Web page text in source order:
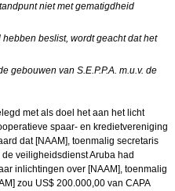
niet met gematigdheid
beslist, wordt geacht dat het
gebouwen van S.E.P.P.A. m.u.v. de
met als doel het aan het licht
spaar- en kredietvereniging
dat [NAAM], toenmalig secretaris
veiligheidsdienst Aruba had
inlichtingen over [NAAM], toenmalig
zou US$ 200.000,00 van CAPA